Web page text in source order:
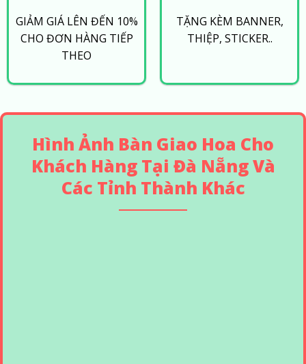
GIẢM GIÁ LÊN ĐẾN 10%
CHO ĐƠN HÀNG TIẾP
THEO
TẶNG KÈM BANNER,
THIỆP, STICKER..
Hình Ảnh Bàn Giao Hoa Cho
Khách Hàng Tại Đà Nẵng Và
Các Tỉnh Thành Khác